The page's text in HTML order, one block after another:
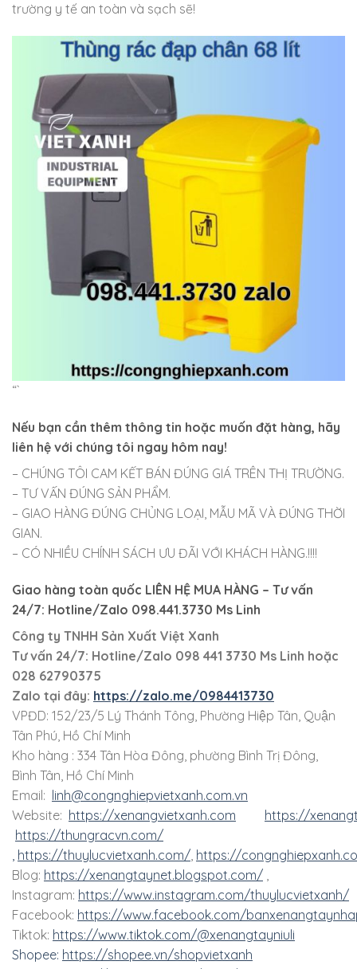
trường y tế an toàn và sạch sẽ!
“`
Nếu bạn cần thêm thông tin hoặc muốn đặt hàng, hãy
liên hệ với chúng tôi ngay hôm nay!
– CHÚNG TÔI CAM KẾT BÁN ĐÚNG GIÁ TRÊN THỊ TRƯỜNG.
– TƯ VẤN ĐÚNG SẢN PHẨM.
– GIAO HÀNG ĐÚNG CHỦNG LOẠI, MẪU MÃ VÀ ĐÚNG THỜI
GIAN.
– CÓ NHIỀU CHÍNH SÁCH ƯU ĐÃI VỚI KHÁCH HÀNG.!!!!
Giao hàng toàn quốc LIÊN HỆ MUA HÀNG – Tư vấn
24/7: Hotline/Zalo 098.441.3730 Ms Linh
Công ty TNHH Sản Xuất Việt Xanh
Tư vấn 24/7: Hotline/Zalo 098 441 3730 Ms Linh hoặc
028 62790375
Zalo tại đây: https://zalo.me/0984413730
VPĐD: 152/23/5 Lý Thánh Tông, Phường Hiệp Tân, Quận
Tân Phú, Hồ Chí Minh
Kho hàng : 334 Tân Hòa Đông, phường Bình Trị Đông,
Bình Tân, Hồ Chí Minh
Email: linh@congnghiepvietxanh.com.vn
Website: https://xenangvietxanh.com
https://
https://thungracvn.com/
, https://thuylucvietxanh.com/, https://
Blog: https://xenangtaynet.blogspot.com/ ,
Instagram: https://www.instagram.com/thuylucvietxanh/
Facebook: https://www.facebook.com/
Tiktok: https://www.tiktok.com/@xenangtayniuli
Shopee: https://shopee.vn/shopvietxanh